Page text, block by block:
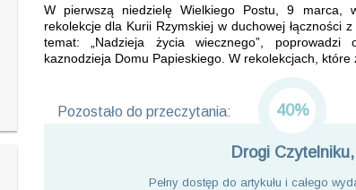
W pierwszą niedzielę Wielkiego Postu, 9 marca,
rekolekcje dla Kurii Rzymskiej w duchowej łączności
temat: „Nadzieja życia wiecznego”, poprowadzi
kaznodzieja Domu Papieskiego. W rekolekcjach, które
Pozostało do przeczytania: 40%
Drogi Czytelniku,
Pełny dostęp do artykułu i całego